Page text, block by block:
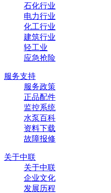
石化行业
电力行业
化工行业
建筑行业
轻工业
应急抢险
服务支持
服务政策
正品配件
监控系统
水泵百科
资料下载
故障报修
关于中联
关于中联
企业文化
发展历程